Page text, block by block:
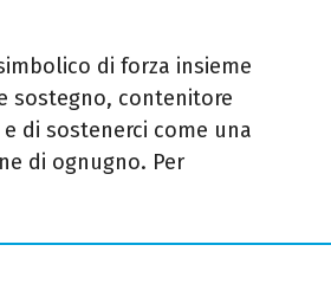
di forza insieme
sostegno, contenitore
di sostenerci come una
di ognugno. Per